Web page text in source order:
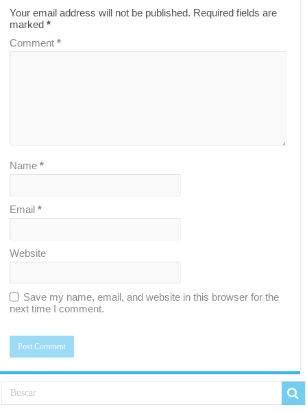
Your email address will not be published. Required fields are
marked*
Comment*
Name*
Email*
Website
Save my name, email, and website in this browser for the
next time I comment.